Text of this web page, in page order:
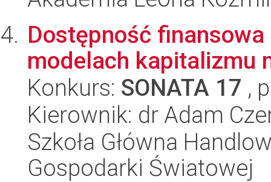
Dostępność
modelach kapitalizmu
Konkurs: SONATA 17 ,
Kierownik: dr Adam
Szkoła Główna
Gospodarki Światowej